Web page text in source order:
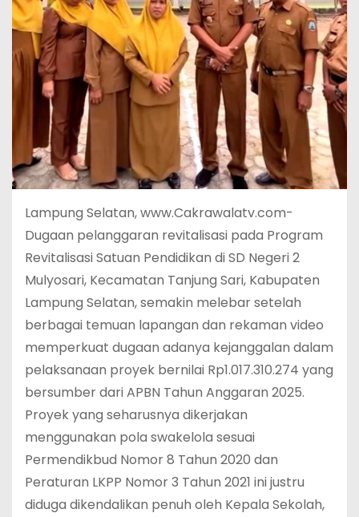
Lampung Selatan, www.Cakrawalatv.com-
Dugaan pelanggaran revitalisasi pada Program
Revitalisasi Satuan Pendidikan di SD Negeri 2
Mulyosari, Kecamatan Tanjung Sari, Kabupaten
Lampung Selatan, semakin melebar setelah
berbagai temuan lapangan dan rekaman video
memperkuat dugaan adanya kejanggalan dalam
pelaksanaan proyek bernilai Rp1.017.310.274 yang
bersumber dari APBN Tahun Anggaran 2025.
Proyek yang seharusnya dikerjakan
menggunakan pola swakelola sesuai
Permendikbud Nomor 8 Tahun 2020 dan
Peraturan LKPP Nomor 3 Tahun 2021 ini justru
diduga dikendalikan penuh oleh Kepala Sekolah,